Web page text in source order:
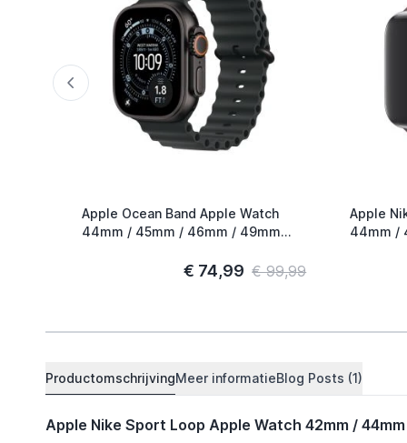
Apple Ocean Band Apple Watch
44mm / 45mm / 46mm / 49mm
€ 74,99 € 99,99
Apple
44mm /
ProductomschrijvingMeer informatieBlog Posts (1)
Apple Nike Sport Loop Apple Watch 42mm /